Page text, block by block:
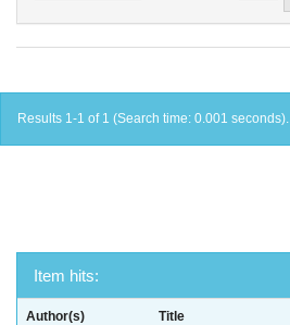
Results 1-1 of 1 (Search time: 0.001 seconds).
Item hits:
Author(s) Title